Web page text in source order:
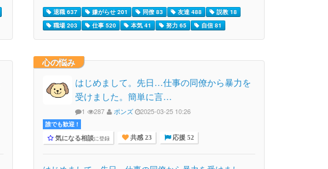
退職 637 嫌がらせ 201 同僚 83 友達 488
説教 18
職場 203
仕事 520 本気 41 努力 65 自信 81
心の悩み
はじめまして。先日…仕事の同僚から暴力を
受けました。簡単に言…
1 287 ポンズ 2025-03-25 10:26
誰でも歓迎 !
気になる相談に登録 共感 23 応援 52